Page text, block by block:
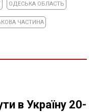
ОДЕСЬКА ОБЛАСТЬ
ЧАСТИНА
в Україну 20-